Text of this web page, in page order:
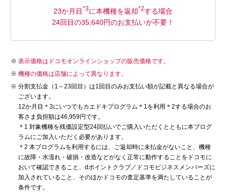
23か月目 *3に本機種を返却*2する場合
24回目の35,640円のお支払いが不要！
表示価格はドコモオンラインショップの販売価格です。
機種の価格は店舗によって異なります。
分割支払金（1～23回目）は1回目のみお支払い額が記載と異なる場合が
ございます。
12か月目＊3にいつでもカエドキプログラム＊1を利用＊2する場合のお
客さま負担額は46,959円です。
＊1 対象機種を残価設定型24回払いでご購入いただくとともに本プログ
ラムにご加入いただく必要があります。
＊2 本プログラムを利用するには、ご返却時に未払金がないこと、機種
に故障・水濡れ・破損・改造などがなく正常に動作することをドコモに
おいて確認できること、dポイントクラブ／ドコモビジネスメンバーズに
加入されていること、そのほかドコモの査定基準を満たしていることが
条件です。